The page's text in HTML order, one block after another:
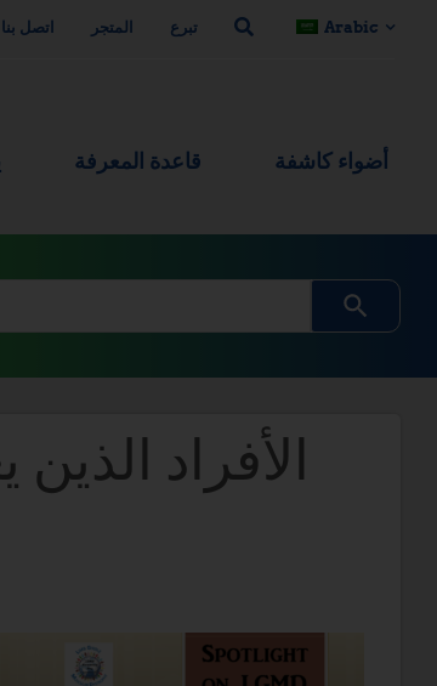
اتصل بنا المتجر تبرع Arabic
قاعدة المعرفة أضواء كاشفة
الأفراد